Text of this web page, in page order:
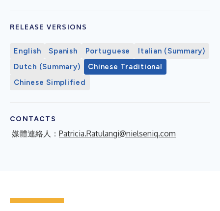
RELEASE VERSIONS
English Spanish Portuguese
Italian (Summary)
Dutch (Summary)
Chinese Traditional
Chinese Simplified
CONTACTS
媒體連絡人： Patricia.Ratulangi@nielseniq.com